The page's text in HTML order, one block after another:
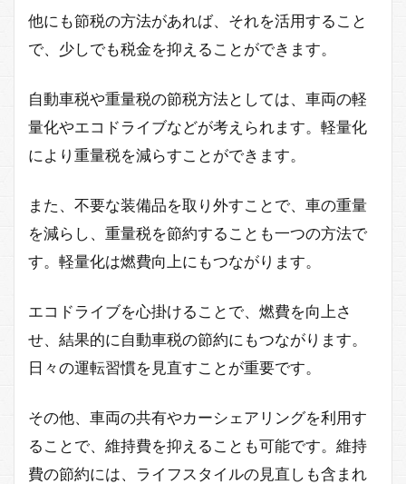
他にも節税の方法があれば、それを活用すること
で、少しでも税金を抑えることができます。
自動車税や重量税の節税方法としては、車両の軽
量化やエコドライブなどが考えられます。軽量化
により重量税を減らすことができます。
また、不要な装備品を取り外すことで、車の重量
を減らし、重量税を節約することも一つの方法で
す。軽量化は燃費向上にもつながります。
エコドライブを心掛けることで、燃費を向上さ
せ、結果的に自動車税の節約にもつながります。
日々の運転習慣を見直すことが重要です。
その他、車両の共有やカーシェアリングを利用す
ることで、維持費を抑えることも可能です。維持
費の節約には、ライフスタイルの見直しも含まれ